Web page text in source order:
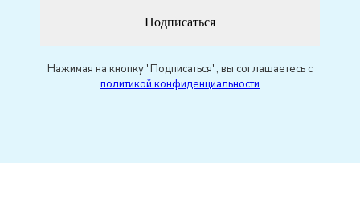
Нажимая на кнопку "Подписаться", вы соглашаетесь с
политикой конфиденциальности